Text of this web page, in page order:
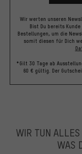
Wir werten unseren
Bist Du bereits
Bestellungen, um die
somit diesen für Dich
*Gilt 30 Tage ab
60 € gültig. Der
WIR TUN
WAS